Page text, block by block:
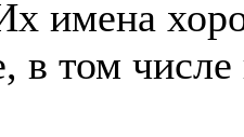
имена
в том